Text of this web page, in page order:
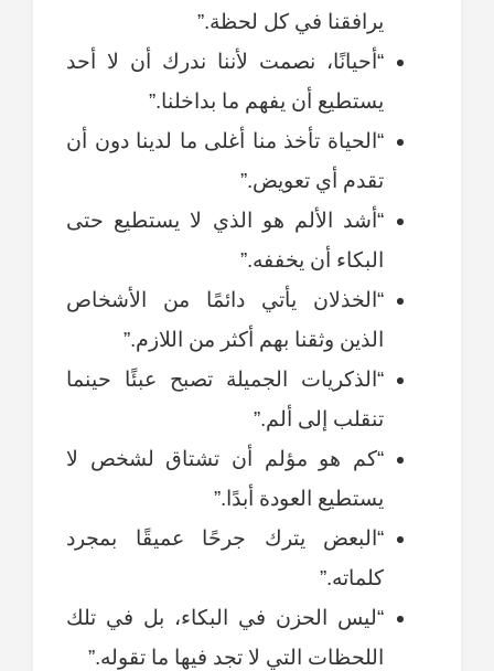
يرافقنا في كل لحظة.”
“أحيانًا، نصمت لأننا ندرك أن لا أحد
يستطيع أن يفهم ما بداخلنا.”
“الحياة تأخذ منا أغلى ما لدينا دون أن
تقدم أي تعويض.”
“أشد الألم هو الذي لا يستطيع حتى
البكاء أن يخففه.”
“الخذلان يأتي دائمًا من الأشخاص
الذين وثقنا بهم أكثر من اللازم.”
“الذكريات الجميلة تصبح عبئًا حينما
تنقلب إلى ألم.”
“كم هو مؤلم أن تشتاق لشخص لا
يستطيع العودة أبدًا.”
“البعض يترك جرحًا عميقًا بمجرد
كلماته.”
“ليس الحزن في البكاء، بل في تلك
اللحظات التي لا تجد فيها ما تقوله.”